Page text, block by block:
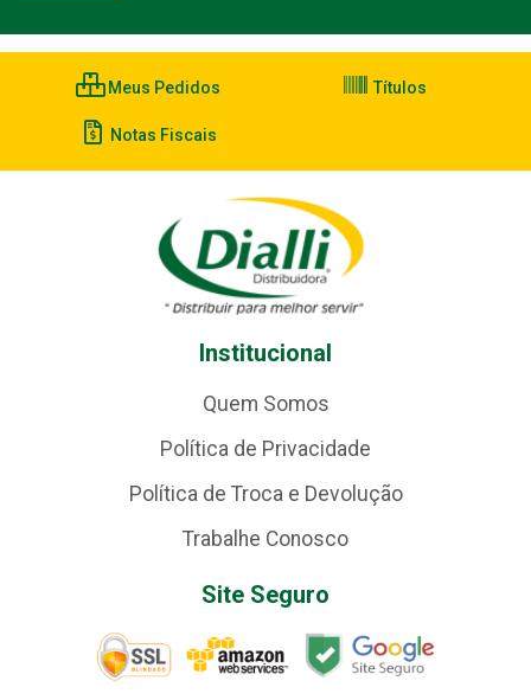
Meus Pedidos Títulos
Notas Fiscais
Institucional
Quem Somos
Política de Privacidade
Política de Troca e Devolução
Trabalhe Conosco
Site Seguro